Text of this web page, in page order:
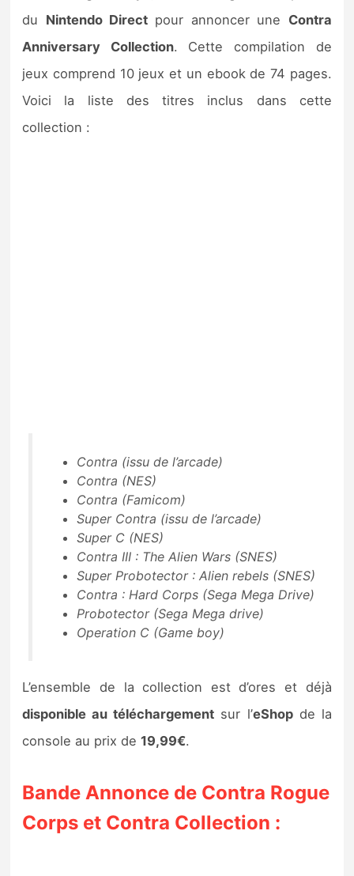
du Nintendo Direct pour annoncer une Contra
Anniversary Collection. Cette compilation de
jeux comprend 10 jeux et un ebook de 74 pages.
Voici la liste des titres inclus dans cette
collection :
Contra (issu de l’arcade)
Contra (NES)
Contra (Famicom)
Super Contra (issu de l’arcade)
Super C (NES)
Contra III : The Alien Wars (SNES)
Super Probotector : Alien rebels (SNES)
Contra : Hard Corps (Sega Mega Drive)
Probotector (Sega Mega drive)
Operation C (Game boy)
L’ensemble de la collection est d’ores et déjà
disponible au téléchargement sur l’eShopde la
console au prix de19,99€.
Bande Annonce de Contra Rogue
Corps et Contra Collection :